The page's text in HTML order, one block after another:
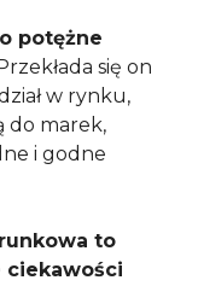
potężne
Przekłada się on
w rynku,
do marek,
i godne
to
ciekawości